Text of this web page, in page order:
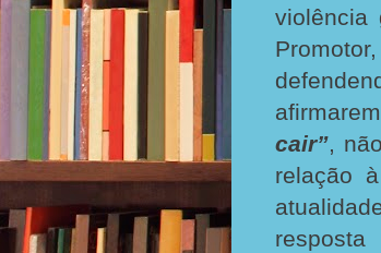
violência
cair”,
relação